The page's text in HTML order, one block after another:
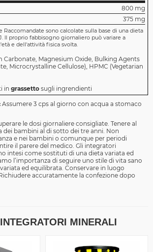
800 mg
375 mg
Raccomandate sono calcolate sulla base di una dieta
Il proprio fabbisogno giornaliero può variare a
e dell'attività fisica svolta.
Carbonate, Magnesium Oxide, Bulking Agents
Microcrystalline Cellulose), HPMC (Vegetarian
in grassetto sugli ingrendienti
Assumere 3 cps al giorno con acqua a stomaco
le dosi giornaliere consigliate. Tenere al
dei bambini al di sotto dei tre anni. Non
e nei bambini o comunque per periodi
il parere del medico. Gli integratori
intesi come sostituti di una dieta variata ed
l’importanza di seguire uno stile di vita sano
ed equilibrata. Conservare in luogo
accuratamente la confezione dopo
MINERALI